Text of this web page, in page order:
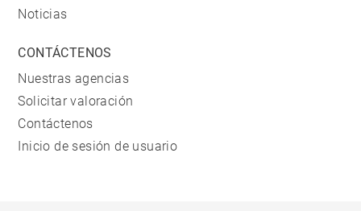
Noticias
CONTÁCTENOS
Nuestras agencias
Solicitar valoración
Contáctenos
Inicio de sesión de usuario